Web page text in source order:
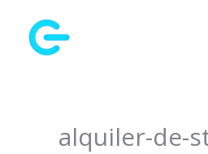
contenido
alquiler-de-